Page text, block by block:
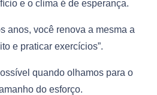
e o clima é de esperança.
anos, você renova a mesma a
e praticar exercícios”.
quando olhamos para o
do esforço.